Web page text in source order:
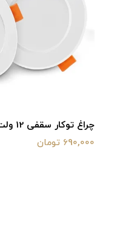
چراغ توکار سقفی 12 ولت 8 وات IP دار
690,000 تومان